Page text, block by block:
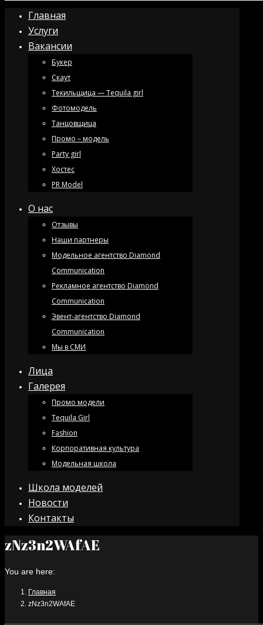
Главная
Услуги
Вакансии
Букер
Скаут
Текильщица — Tequila girl
Фотомодель
Танцовщица
Промо – модель
Party girl
Хостес
PR Model
О нас
Отзывы
Наши партнеры
Модельное агентство Diamond
Communication
Рекламное агентство Diamond
Communication
Эвент-агентство Diamond
Communication
Мы в СМИ
Лица
Галерея
Промо модели
Tequila Girl
Fashion
Корпоративная культура
Модельная школа
Школа моделей
Новости
Контакты
zNz3n2WAfAE
You are here:
Главная
zNz3n2WAfAE